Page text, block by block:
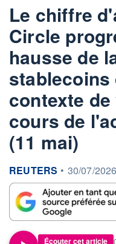
Le chiffre
Circle
hausse de
stablecoins
contexte
cours de
(11 mai)
information fournie par
REUTERS • 30/07/
Écouter cet article